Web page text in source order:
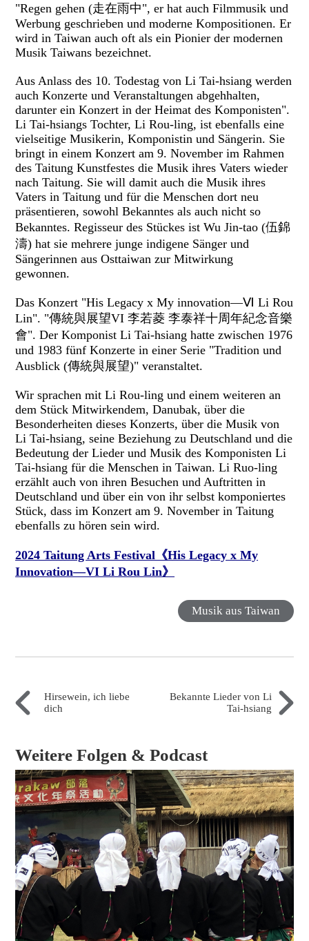
"Regen gehen (走在雨中", er hat auch Filmmusik und
Werbung geschrieben und moderne Kompositionen. Er
wird in Taiwan auch oft als ein Pionier der modernen
Musik Taiwans bezeichnet.
Aus Anlass des 10. Todestag von Li Tai-hsiang werden
auch Konzerte und Veranstaltungen abgehhalten,
darunter ein Konzert in der Heimat des Komponisten".
Li Tai-hsiangs Tochter, Li Rou-ling, ist ebenfalls eine
vielseitige Musikerin, Komponistin und Sängerin. Sie
bringt in einem Konzert am 9. November im Rahmen
des Taitung Kunstfestes die Musik ihres Vaters wieder
nach Taitung. Sie will damit auch die Musik ihres
Vaters in Taitung und für die Menschen dort neu
präsentieren, sowohl Bekanntes als auch nicht so
Bekanntes. Regisseur des Stückes ist Wu Jin-tao (伍錦
濤) hat sie mehrere junge indigene Sänger und
Sängerinnen aus Osttaiwan zur Mitwirkung
gewonnen.
Das Konzert "His Legacy x My innovation—Ⅵ Li Rou
Lin". "傳統與展望VI 李若菱 李泰祥十周年紀念音樂
會". Der Komponist Li Tai-hsiang hatte zwischen 1976
und 1983 fünf Konzerte in einer Serie "Tradition und
Ausblick (傳統與展望)" veranstaltet.
Wir sprachen mit Li Rou-ling und einem weiteren an
dem Stück Mitwirkendem, Danubak, über die
Besonderheiten dieses Konzerts, über die Musik von
Li Tai-hsiang, seine Beziehung zu Deutschland und die
Bedeutung der Lieder und Musik des Komponisten Li
Tai-hsiang für die Menschen in Taiwan. Li Ruo-ling
erzählt auch von ihren Besuchen und Auftritten in
Deutschland und über ein von ihr selbst komponiertes
Stück, dass im Konzert am 9. November in Taitung
ebenfalls zu hören sein wird.
2024 Taitung Arts Festival《His Legacy x My
Innovation—VI Li Rou Lin》
Musik aus Taiwan
Hirsewein, ich liebe
dich
Bekannte Lieder von Li
Tai-hsiang
Weitere Folgen & Podcast